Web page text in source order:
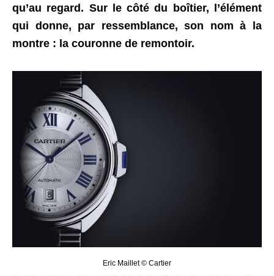
qu’au regard. Sur le côté du boîtier, l’élément
qui donne, par ressemblance, son nom à la
montre : la couronne de remontoir.
Eric Maillet © Cartier